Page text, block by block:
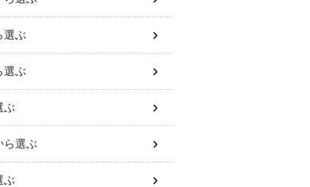
選ぶ
選ぶ
ぶ
ら選ぶ
ぶ